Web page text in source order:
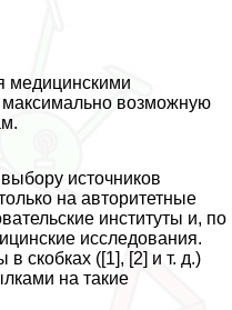
медицинскими
максимально возможную
источников
на авторитетные
институты и, по
исследования.
скобках ([1], [2] и т. д.)
на такие